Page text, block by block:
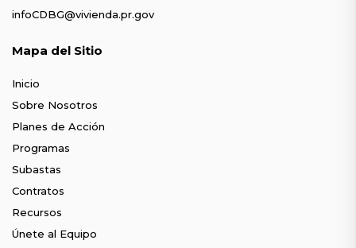
infoCDBG@vivienda.pr.gov
Mapa del Sitio
Inicio
Sobre Nosotros
Planes de Acción
Programas
Subastas
Contratos
Recursos
Únete al Equipo